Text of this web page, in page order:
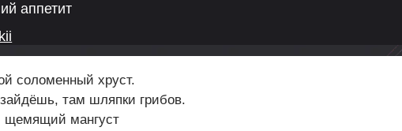
аппетит
соломенный хруст.
там шляпки грибов.
щемящий мангуст